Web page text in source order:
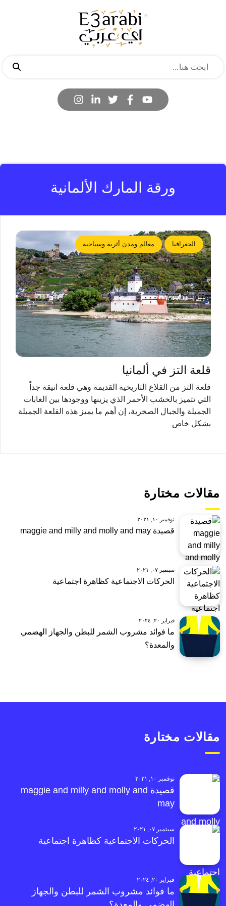
ورقة المارك الألمانية
الجغرافيا معالم ومدن أثرية وسياحية
قلعة التز في ألمانيا
قلعة التز من القلاع التاريخية القديمة وهي قلعة انيقة جداً
التي تتميز بالخشب الأحمر الذي يزينها ووجودها بين الغابات
الجميلة والجبال الصخرية، إن أهم ما يميز هذه القلعة الجميلة
بشكل خاص
مقالات مختارة
نوفمبر ١٠, ٢٠٢١
قصيدة maggie and milly and molly and may
سبتمبر ٠٧, ٢٠٢١
الحركات الاجتماعية كظاهرة اجتماعية
فبراير ٢٠, ٢٠٢٤
ما فوائد مشروب الشمر للبطن والجهاز الهضمي
والمعدة؟
مقالات مختارة
نوفمبر ١٠, ٢٠٢١
قصيدة maggie and milly and molly and
may
سبتمبر ٠٧, ٢٠٢١
الحركات الاجتماعية كظاهرة اجتماعية
فبراير ٢٠, ٢٠٢٤
ما فوائد مشروب الشمر للبطن والجهاز